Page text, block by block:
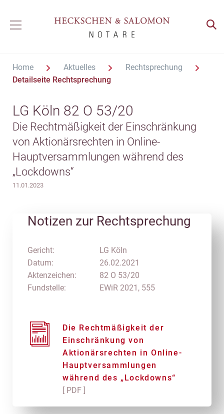
Home Aktuelles
Rechtsprechung
Detailseite Rechtsprechung
LG Köln 82 O 53/20
Die Rechtmäßigkeit der Einschränkung
von Aktionärsrechten in Online-
Hauptversammlungen während des
„Lockdowns“
11.01.2023
Notizen zur Rechtsprechung
Gericht:
Datum:
Aktenzeichen:
Fundstelle:
LG Köln
26.02.2021
82 O 53/20
EWiR 2021, 555
Die Rechtmäßigkeit der
Einschränkung von
Aktionärsrechten in Online-
Hauptversammlungen
während des „Lockdowns“
[ PDF ]